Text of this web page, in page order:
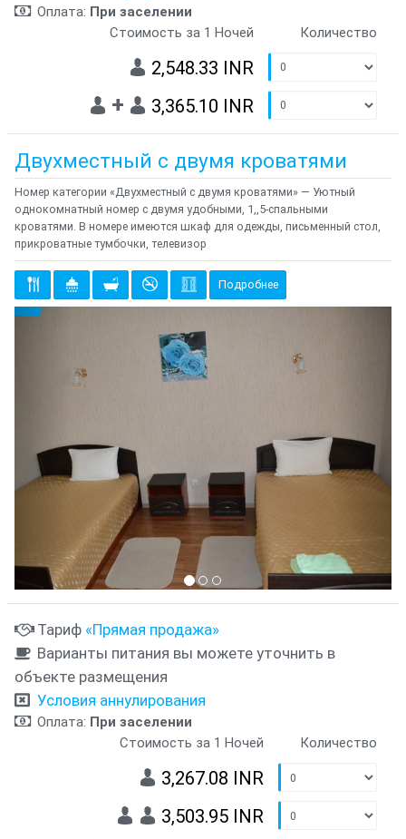
Оплата: При заселении
Стоимость за 1 Ночей
Количество
2,548.33 INR
+ 3,365.10 INR
Двухместный с двумя кроватями
Номер категории «Двухместный с двумя кроватями» — Уютный
однокомнатный номер с двумя удобными, 1,,5-спальными
кроватями. В номере имеются шкаф для одежды, письменный стол,
прикроватные тумбочки, телевизор
Подробнее
{clt_left} 2 Количество
Тариф «Прямая продажа»
Варианты питания вы можете уточнить в
объекте размещения
Условия аннулирования
Оплата: При заселении
Стоимость за 1 Ночей
Количество
3,267.08 INR
3,503.95 INR